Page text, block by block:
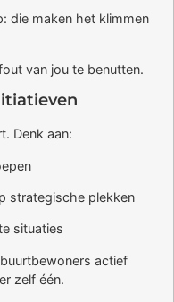
die maken het klimmen
van jou te benutten.
Denk aan:
strategische plekken
situaties
actief
zelf één.